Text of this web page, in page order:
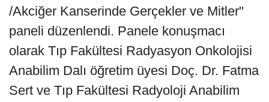
/Akciğer Kanserinde Gerçekler ve Mitler"
paneli düzenlendi. Panele konuşmacı
olarak Tıp Fakültesi Radyasyon Onkolojisi
Anabilim Dalı öğretim üyesi Doç. Dr. Fatma
Sert ve Tıp Fakültesi Radyoloji Anabilim